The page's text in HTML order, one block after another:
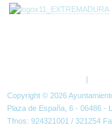
|
Copyright © 2026
Plaza de España, 6 - 06486 -
Tfnos: 924321001 / 321254